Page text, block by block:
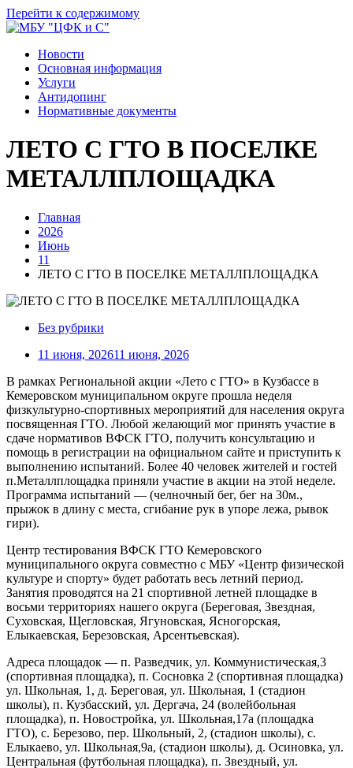
Перейти к содержимому
Новости
Основная информация
Услуги
Антидопинг
Нормативные документы
ЛЕТО С ГТО В ПОСЕЛКЕ
МЕТАЛЛПЛОЩАДКА
Главная
2026
Июнь
11
ЛЕТО С ГТО В ПОСЕЛКЕ МЕТАЛЛПЛОЩАДКА
Без рубрики
11 июня, 202611 июня, 2026
В рамках Региональной акции «Лето с ГТО» в Кузбассе в
Кемеровском муниципальном округе прошла неделя
физкультурно-спортивных мероприятий для населения округа
посвященная ГТО. Любой желающий мог принять участие в
сдаче нормативов ВФСК ГТО, получить консультацию и
помощь в регистрации на официальном сайте и приступить к
выполнению испытаний. Более 40 человек жителей и гостей
п.Металлплощадка приняли участие в акции на этой неделе.
Программа испытаний — (челночный бег, бег на 30м.,
прыжок в длину с места, сгибание рук в упоре лежа, рывок
гири).
Центр тестирования ВФСК ГТО Кемеровского
муниципального округа совместно с МБУ «Центр физической
культуре и спорту» будет работать весь летний период.
Занятия проводятся на 21 спортивной летней площадке в
восьми территориях нашего округа (Береговая, Звездная,
Суховская, Щегловская, Ягуновская, Ясногорская,
Елыкаевская, Березовская, Арсентьевская).
Адреса площадок — п. Разведчик, ул. Коммунистическая,3
(спортивная площадка), п. Сосновка 2 (спортивная площадка)
ул. Школьная, 1, д. Береговая, ул. Школьная, 1 (стадион
школы), п. Кузбасский, ул. Дергача, 24 (волейбольная
площадка), п. Новостройка, ул. Школьная,17а (площадка
ГТО), с. Березово, пер. Школьный, 2, (стадион школы), с.
Елыкаево, ул. Школьная,9а, (стадион школы), д. Осиновка, ул.
Центральная (футбольная площадка), п. Звездный, ул.